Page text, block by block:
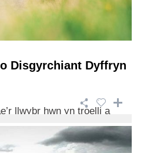
Disgyrchiant Dyffryn
llwybr hwn yn troelli a